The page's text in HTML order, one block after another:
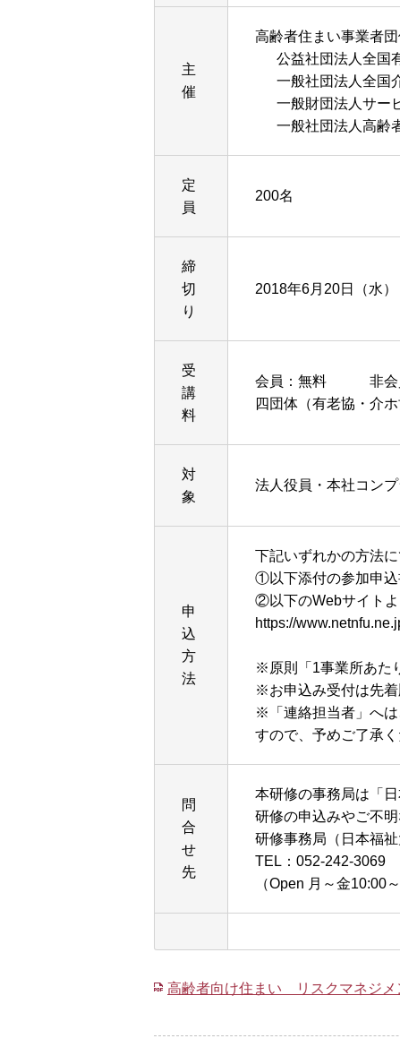
主
催
高齢者住まい事業者団
公益社団法人全国
一般社団法人全国
一般財団法人サー
一般社団法人高齢
定
員
200名
締
切
り
2018年6月20日（水）
受
講
料
会員：無料 非会員
四団体（有老協・介
対
象
法人役員・本社コン
申
込
方
法
下記いずれかの方法
①以下添付の参加申込
②以下のWebサイト
https://
※原則「1事業所あた
※お申込み受付は先
※「連絡担当者」へは
すので、予めご了承
問
合
せ
先
本研修の事務局は「
研修の申込みやご不
研修事務局（日本福
TEL：052-242-3069
（Open 月～金10:00
高齢者向け住まい リスクマネジ